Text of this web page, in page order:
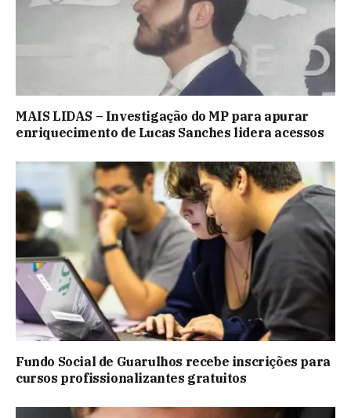
MAIS LIDAS – Investigação do MP para apurar
enriquecimento de Lucas Sanches lidera acessos
Fundo Social de Guarulhos recebe inscrições para
cursos profissionalizantes gratuitos